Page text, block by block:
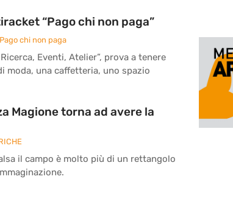
“Pago chi non paga”
Pago chi non paga
Eventi, Atelier”, prova a tenere
moda, una caffetteria, uno spazio
Magione torna ad avere la
il campo è molto più di un rettangolo